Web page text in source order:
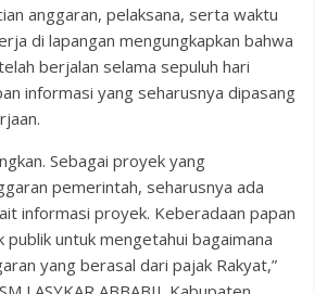
anggaran, pelaksana, serta waktu
di lapangan mengungkapkan bahwa
berjalan selama sepuluh hari
informasi yang seharusnya dipasang
Sebagai proyek yang
pemerintah, seharusnya ada
informasi proyek. Keberadaan papan
publik untuk mengetahui bagaimana
yang berasal dari pajak Rakyat,”